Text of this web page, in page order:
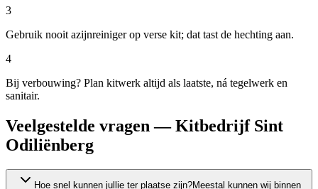
3
Gebruik nooit azijnreiniger op verse kit; dat tast de hechting aan.
4
Bij verbouwing? Plan kitwerk altijd als laatste, ná tegelwerk en
sanitair.
Veelgestelde vragen — Kitbedrijf Sint
Odiliënberg
Hoe snel kunnen jullie ter plaatse zijn?Meestal kunnen wij binnen